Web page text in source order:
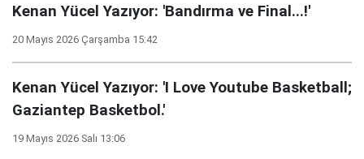
Kenan Yücel Yazıyor: 'Bandırma ve Final...!'
20 Mayıs 2026 Çarşamba 15:42
Kenan Yücel Yazıyor: 'I Love Youtube Basketball;
Gaziantep Basketbol.'
19 Mayıs 2026 Salı 13:06